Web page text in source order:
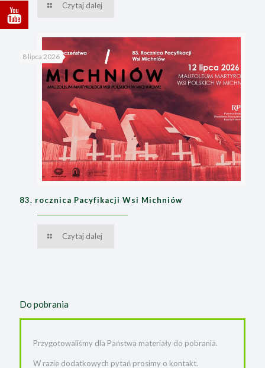
Czytaj dalej
8 lipca 2026
83. rocznica Pacyfikacji Wsi Michniów
Czytaj dalej
Do pobrania
Przygotowaliśmy dla Państwa materiały do pobrania.
W razie dodatkowych pytań prosimy o kontakt.